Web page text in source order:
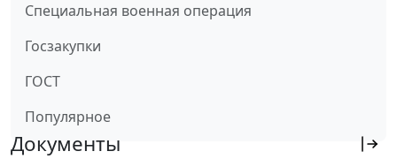
Специальная военная операция
Госзакупки
ГОСТ
Популярное
Документы